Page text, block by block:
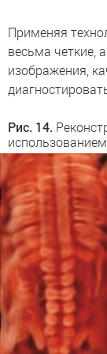
Применяя
весьма четкие,
изображения,
Рис. 14.